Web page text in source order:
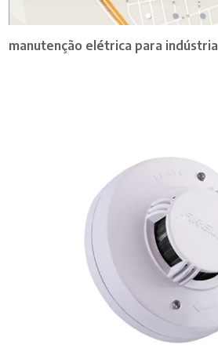
manutenção elétrica para indústria